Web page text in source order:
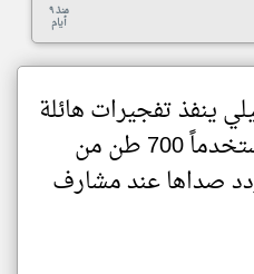
منذ ٩
أيام
ينفذ تفجيرات هائلة
في الجنوب مستخدماً 700 طن من
صداها عند مشارف